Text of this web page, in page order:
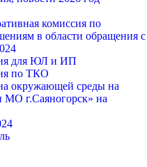
комиссия по
в области обращения с
для ЮЛ и ИП
по ТКО
окружающей среды на
МО г.Саяногорск» на